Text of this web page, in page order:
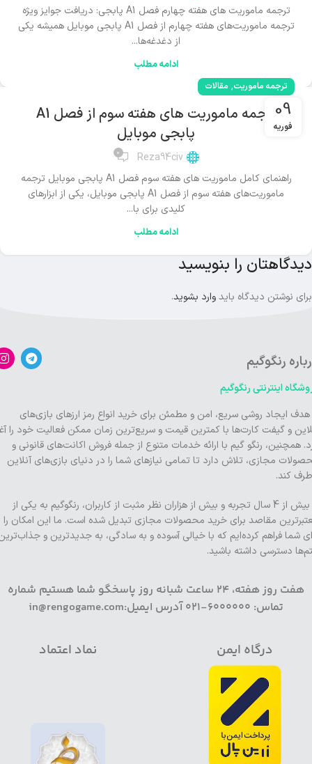
ترجمه ماموریت های هفته چهارم فصل A1 پابجی: دریافت جوایز ویژه
ترجمه ماموریت‌های هفته چهارم از فصل A1 پابجی موبایل همیشه یکی
از دغدغه‌ها...
ادامه مطلب
09
فوریه
ترجمه ماموریت, مقالات
ترجمه ماموریت های هفته سوم از فصل A1
پابجی موبایل
Reza94civ
0
راهنمای کامل ماموریت های هفته سوم فصل A1 پابجی موبایل ترجمه
ماموریت‌های هفته سوم از فصل A1 پابجی موبایل، یکی از ابزارهای
کلیدی برای با...
ادامه مطلب
دیدگاهتان را بنویسید
برای نوشتن دیدگاه بایدوارد بشوید.
رنگوگیم
اینترنتی رنگوگیم
هدف ایجاد روشی سریع، امن و مطمئن برای خرید انواع رمز ارزهای بازی‌های
و گیفت کارت‌ها با کمترین قیمت و سریع‌ترین زمان ممکن فعالیت خود را
همچنین، رنگو گیم با ارائه خدمات متنوع از جمله فروش اکانت‌های قانونی و
مجازی، تلاش دارد تا تمامی نیازهای شما را در دنیای بازی‌های آنلاین
کند.
با بیش از 4 سال تجربه و بیش از هزاران نظر مثبت از کاربران، رنگوگیم به یکی از
مقاصد برای خرید محصولات مجازی تبدیل شده است. ما این امکان را
شما فراهم کرده‌ایم که با خیالی آسوده و به سادگی، به جدیدترین و
دسترسی داشته باشید.
هفت روز هفته، 24 ساعت شبانه روز پاسخگو شما هستیم شماره
تماس: 6000000-021 آدرس ایمیل:in@rengogame.com
درگاه ایمن نماد اعتماد